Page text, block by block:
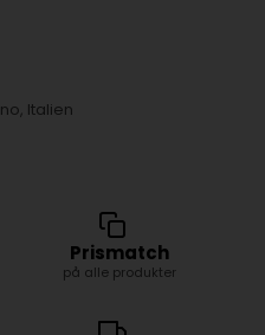
Italien
Prismatch
på alle produkter